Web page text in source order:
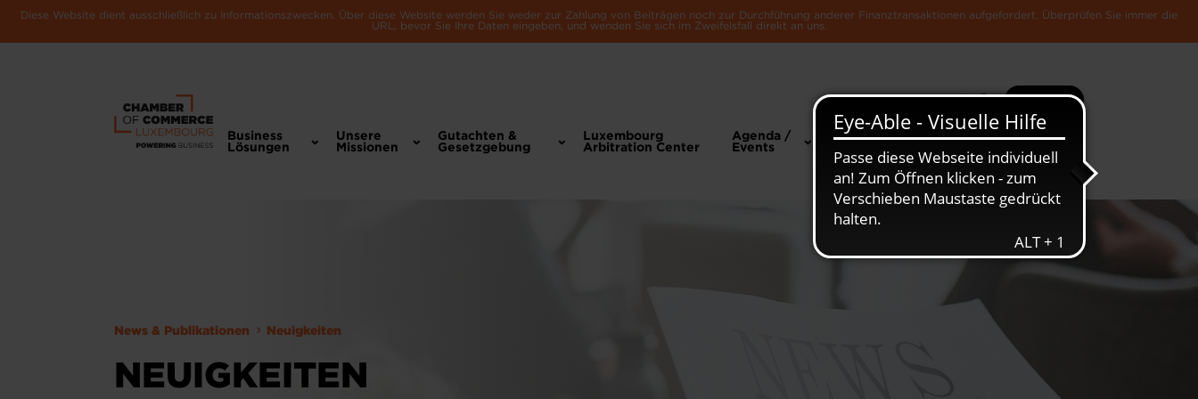
Diese Website dient ausschließlich zu Informationszwecken. Über diese Website werden Sie weder zur Zahlung von Beiträgen noch zur Durchführung anderer Finanztransaktionen aufgefordert. Überprüfen Sie immer die
URL, bevor Sie Ihre Daten eingeben, und wenden Sie sich im Zweifelsfall direkt an uns.
Suche Mehr
Business
Lösungen
Unsere
Missionen
Gutachten &
Gesetzgebung
Luxembourg
Arbitration Center
Agenda /
Events
News &
Die Luxemburger
News & Publikationen Neuigkeiten
NEUIGKEITEN